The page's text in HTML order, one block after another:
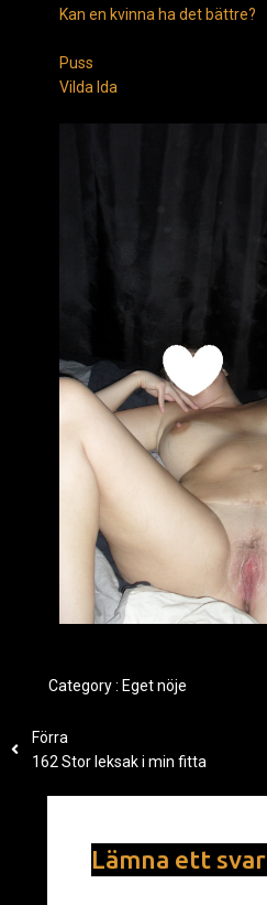
Kan en kvinna ha det bättre?
Puss
Vilda Ida
Category : Eget nöje
Förra
162 Stor leksak i min fitta
Lämna ett svar